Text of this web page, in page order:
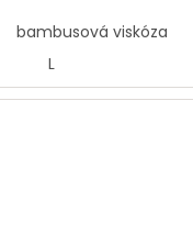
bambusová viskóza
L